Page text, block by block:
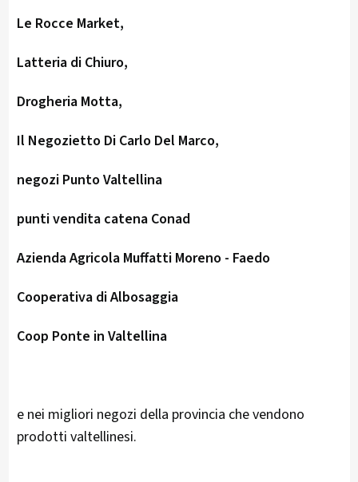
Le Rocce Market,
Latteria di Chiuro,
Drogheria Motta,
Il Negozietto Di Carlo Del Marco,
negozi Punto Valtellina
punti vendita catena Conad
Azienda Agricola Muffatti Moreno - Faedo
Cooperativa di Albosaggia
Coop Ponte in Valtellina
e nei migliori negozi della provincia che vendono
prodotti valtellinesi.